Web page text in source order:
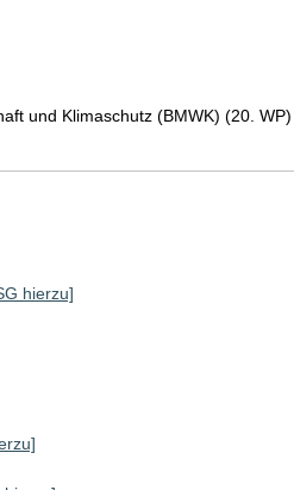
und Klimaschutz (BMWK) (20. WP)
hierzu]